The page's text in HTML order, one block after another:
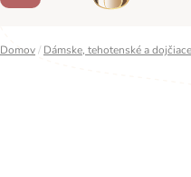
Domov/ Dámske, tehotenské a